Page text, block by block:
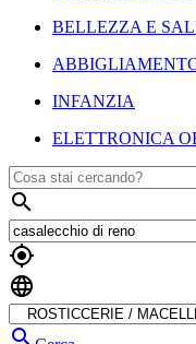
BELLEZZA E
INFANZIA
ELETTRONICA



